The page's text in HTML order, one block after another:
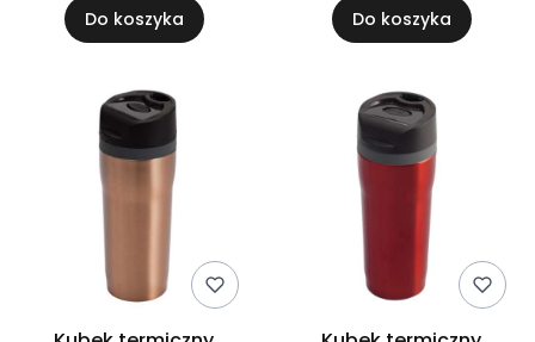
Do koszyka Do koszyka